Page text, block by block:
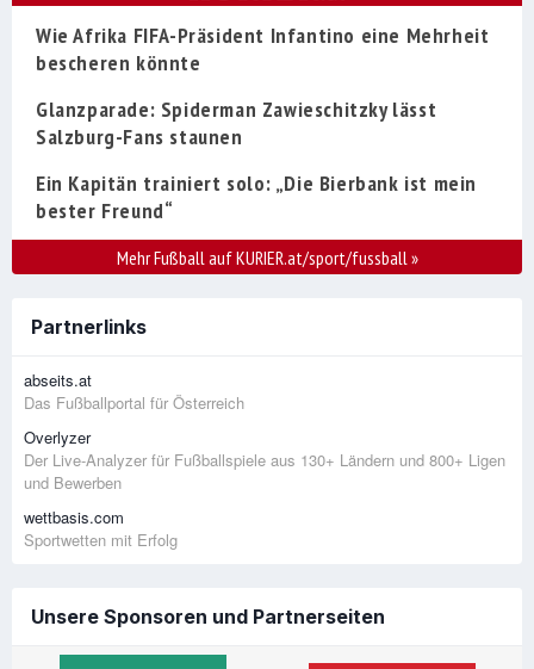
Wie Afrika FIFA-Präsident Infantino eine Mehrheit
bescheren könnte
Glanzparade: Spiderman Zawieschitzky lässt
Salzburg-Fans staunen
Ein Kapitän trainiert solo: „Die Bierbank ist mein
bester Freund“
Mehr Fußball auf KURIER.at/sport/fussball»
Partnerlinks
abseits.at
Das Fußballportal für Österreich
Overlyzer
Der Live-Analyzer für Fußballspiele aus 130+ Ländern und 800+ Ligen
und Bewerben
wettbasis.com
Sportwetten mit Erfolg
Unsere Sponsoren und Partnerseiten